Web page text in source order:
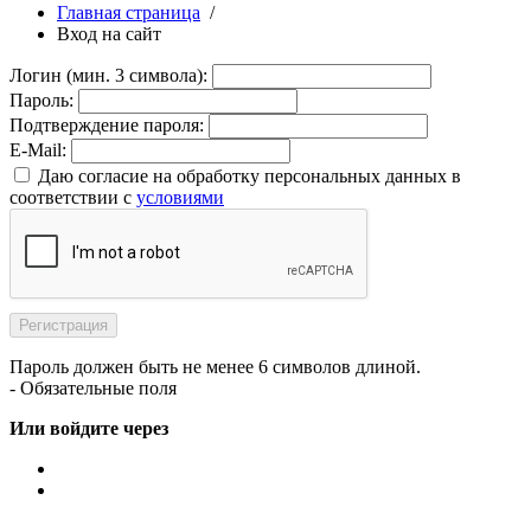
Главная страница /
Вход на сайт
Логин (мин. 3 символа):
Пароль:
Подтверждение пароля:
E-Mail:
Даю согласие на обработку персональных данных в
соответствии с условиями
Пароль должен быть не менее 6 символов длиной.
- Обязательные поля
Или войдите через